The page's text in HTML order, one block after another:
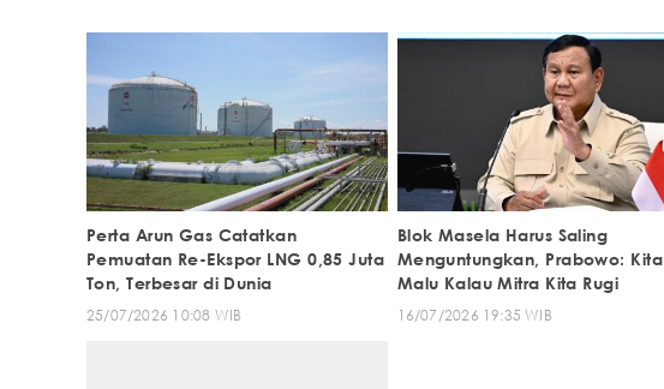
Perta Arun Gas Catatkan
Pemuatan Re-Ekspor LNG 0,85 Juta
Ton, Terbesar di Dunia
25/07/2026 10:08 WIB
Blok Masela Harus Saling
Menguntungkan, Prabowo: Kita
Malu Kalau Mitra Kita Rugi
16/07/2026 19:35 WIB